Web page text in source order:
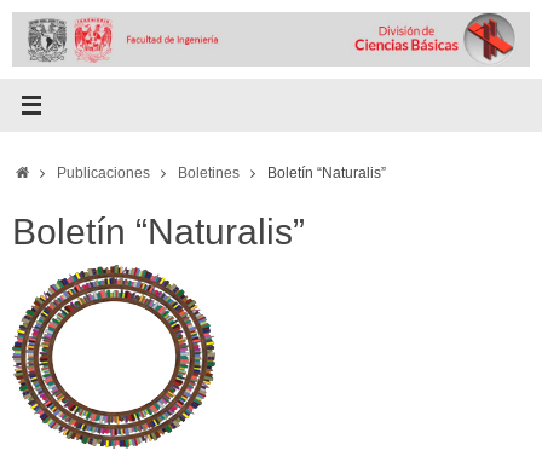
Skip
content
HomePublicaciones Boletines Boletín “Naturalis”
Boletín “Naturalis”